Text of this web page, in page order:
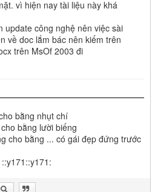
vì hiện nay tài liệu này khá
update công nghệ nên việc sài
về doc lắm bác nên kiếm trên
trên MsOf 2003 đi
bằng nhụt chí
bằng lười biếng
cho bằng ... có gái đẹp đứng trước